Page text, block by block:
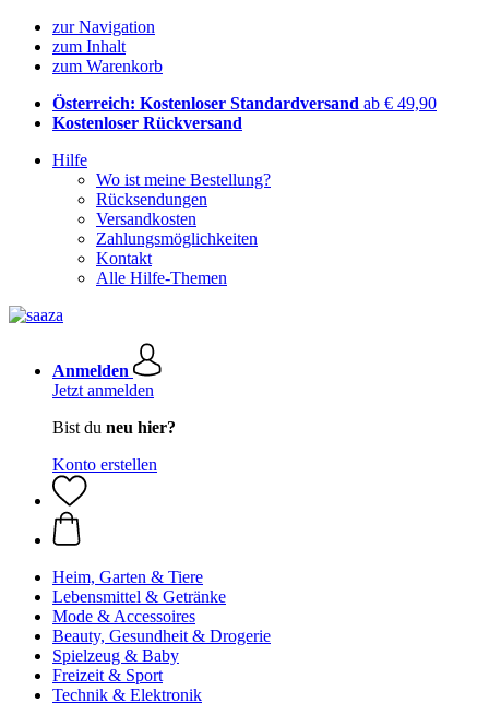
zur Navigation
zum Inhalt
zum Warenkorb
Österreich: Kostenloser Standardversand ab € 49,90
Kostenloser Rückversand
Hilfe
Wo ist meine Bestellung?
Rücksendungen
Versandkosten
Zahlungsmöglichkeiten
Kontakt
Alle Hilfe-Themen
Anmelden
Jetzt anmelden
Bist du neu hier?
Konto erstellen
Heim, Garten & Tiere
Lebensmittel & Getränke
Mode & Accessoires
Beauty, Gesundheit & Drogerie
Spielzeug & Baby
Freizeit & Sport
Technik & Elektronik